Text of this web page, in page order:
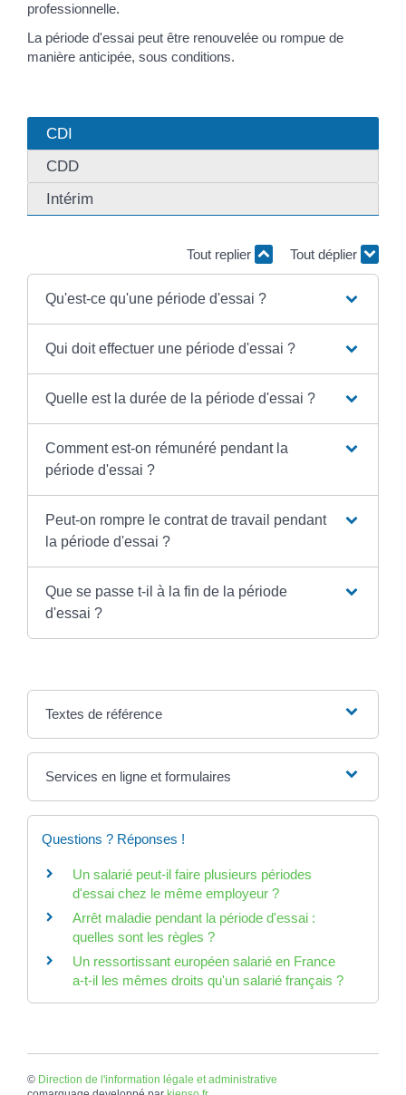
professionnelle.
La période d'essai peut être renouvelée ou rompue de
manière anticipée, sous conditions.
CDI
CDD
Intérim
Tout replier Tout déplier
Qu'est-ce qu'une période d'essai ?
Qui doit effectuer une période d'essai ?
Quelle est la durée de la période d'essai ?
Comment est-on rémunéré pendant la
période d'essai ?
Peut-on rompre le contrat de travail pendant
la période d'essai ?
Que se passe t-il à la fin de la période
d'essai ?
Textes de référence
Services en ligne et formulaires
Questions ? Réponses !
Un salarié peut-il faire plusieurs périodes
d'essai chez le même employeur ?
Arrêt maladie pendant la période d'essai :
quelles sont les règles ?
Un ressortissant européen salarié en France
a-t-il les mêmes droits qu'un salarié français ?
© Direction de l'information légale et administrative